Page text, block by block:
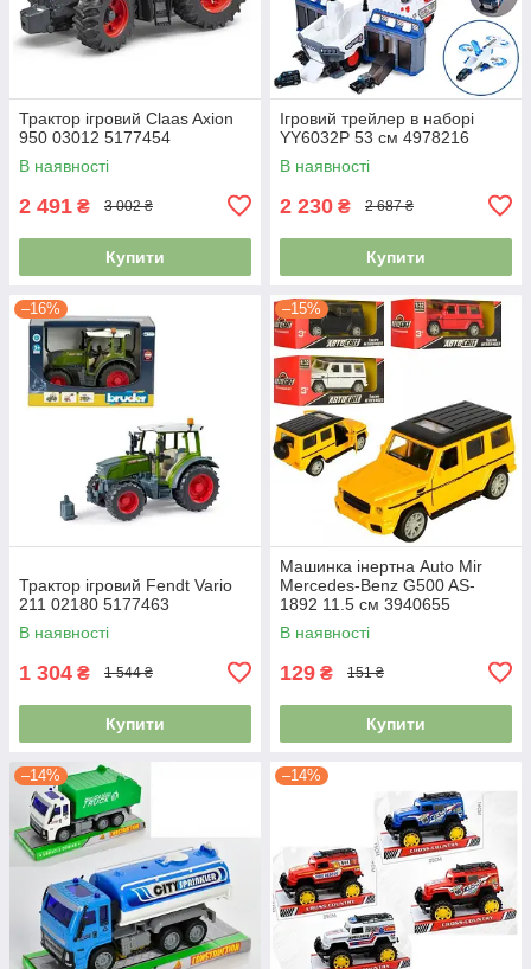
Трактор ігровий Claas Axion
950 03012 5177454
В наявності
2 491 ₴ 3 002 ₴
Купити
Ігровий трейлер в наборі
YY6032P 53 см 4978216
В наявності
2 230 ₴ 2 687 ₴
Купити
–16%
Трактор ігровий Fendt Vario
211 02180 5177463
В наявності
1 304 ₴ 1 544 ₴
Купити
–15%
Машинка інертна Auto Mir
Mercedes-Benz G500 AS-
1892 11.5 см 3940655
В наявності
129 ₴ 151 ₴
Купити
–14% –14%